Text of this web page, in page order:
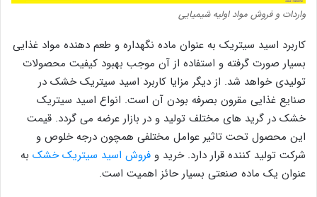
واردات و فروش مواد اولیه شیمیایی
کاربرد اسید سیتریک به عنوان ماده نگهداره و طعم دهنده مواد غذایی
بسیار صورت گرفته و استفاده از آن موجب بهبود کیفیت محصولات
تولیدی خواهد شد. از دیگر مزایا کاربرد اسید سیتریک خشک در
صنایع غذایی مقرون بصرفه بودن آن است. انواع اسید سیتریک
خشک در گرید های مختلف تولید و در بازار عرضه می گردد. قیمت
این محصول تحت تاثیر عوامل مختلفی همچون درجه خلوص و
شرکت تولید کننده قرار دارد. خرید و فروش اسید سیتریک خشک به
عنوان یک ماده صنعتی بسیار حائز اهمیت است.